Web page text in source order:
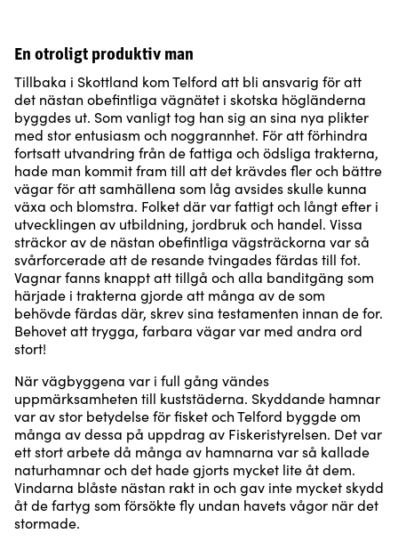
En otroligt produktiv man
Tillbaka i Skottland kom Telford att bli ansvarig för att
det nästan obefintliga vägnätet i skotska högländerna
byggdes ut. Som vanligt tog han sig an sina nya plikter
med stor entusiasm och noggrannhet. För att förhindra
fortsatt utvandring från de fattiga och ödsliga trakterna,
hade man kommit fram till att det krävdes fler och bättre
vägar för att samhällena som låg avsides skulle kunna
växa och blomstra. Folket där var fattigt och långt efter i
utvecklingen av utbildning, jordbruk och handel. Vissa
sträckor av de nästan obefintliga vägsträckorna var så
svårforcerade att de resande tvingades färdas till fot.
Vagnar fanns knappt att tillgå och alla banditgäng som
härjade i trakterna gjorde att många av de som
behövde färdas där, skrev sina testamenten innan de for.
Behovet att trygga, farbara vägar var med andra ord
stort!
När vägbyggena var i full gång vändes
uppmärksamheten till kuststäderna. Skyddande hamnar
var av stor betydelse för fisket och Telford byggde om
många av dessa på uppdrag av Fiskeristyrelsen. Det var
ett stort arbete då många av hamnarna var så kallade
naturhamnar och det hade gjorts mycket lite åt dem.
Vindarna blåste nästan rakt in och gav inte mycket skydd
åt de fartyg som försökte fly undan havets vågor när det
stormade.